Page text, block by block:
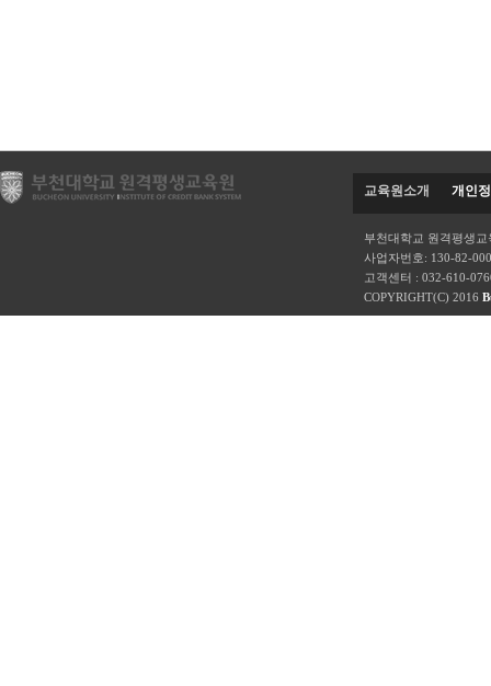
교육원소개 개인
부천대학교 원격평생
사업자번호: 130-82-
고객센터 : 032-610-
COPYRIGHT(C) 2016